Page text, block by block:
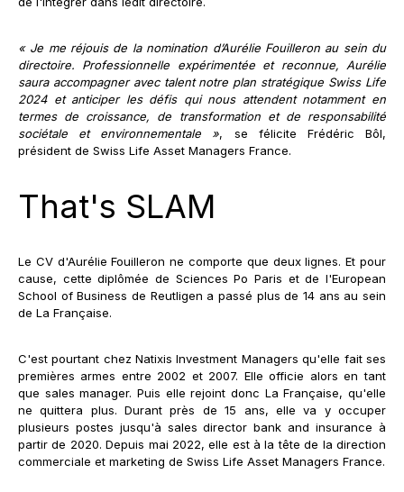
« Je me réjouis de la nomination d’Aurélie Fouilleron au sein du
directoire. Professionnelle expérimentée et reconnue, Aurélie
saura accompagner avec talent notre plan stratégique Swiss Life
2024 et anticiper les défis qui nous attendent notamment en
termes de croissance, de transformation et de responsabilité
sociétale et environnementale », se félicite Frédéric Bôl,
président de Swiss Life Asset Managers France.
That's SLAM
Le CV d'Aurélie Fouilleron ne comporte que deux lignes. Et pour
cause, cette diplômée de Sciences Po Paris et de l'European
School of Business de Reutligen a passé plus de 14 ans au sein
de La Française.
C'est pourtant chez Natixis Investment Managers qu'elle fait ses
premières armes entre 2002 et 2007. Elle officie alors en tant
que sales manager. Puis elle rejoint donc La Française, qu'elle
ne quittera plus. Durant près de 15 ans, elle va y occuper
plusieurs postes jusqu'à sales director bank and insurance à
partir de 2020. Depuis mai 2022, elle est à la tête de la direction
commerciale et marketing de Swiss Life Asset Managers France.